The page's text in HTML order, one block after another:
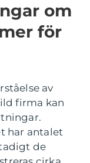
om
för
av
firma kan
har antalet
de